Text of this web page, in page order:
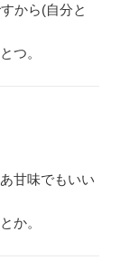
から(自分と
つ。
甘味でもいい
か。